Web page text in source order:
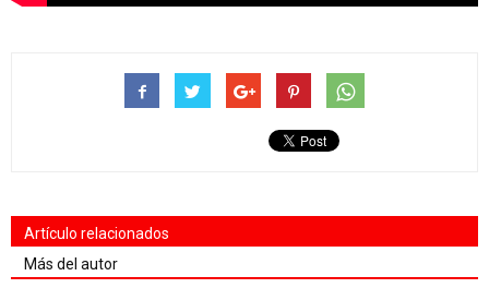
Artículo relacionados
Más del autor